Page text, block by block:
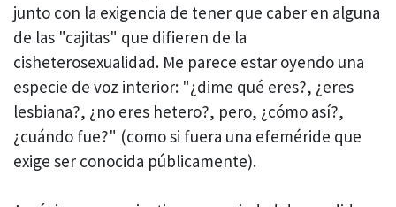
junto con la exigencia de tener que caber en alguna
de las "cajitas" que difieren de la
cisheterosexualidad. Me parece estar oyendo una
especie de voz interior: "¿dime qué eres?, ¿eres
lesbiana?, ¿no eres hetero?, pero, ¿cómo así?,
¿cuándo fue?" (como si fuera una efeméride que
exige ser conocida públicamente).